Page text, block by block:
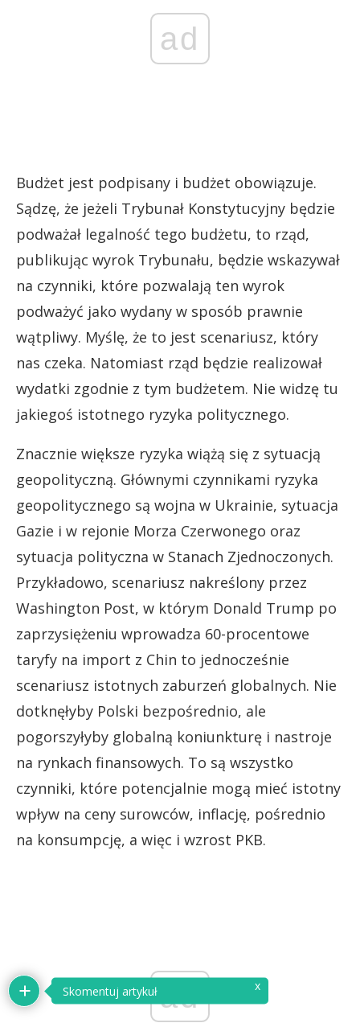
ad
Budżet jest podpisany i budżet obowiązuje.
Sądzę, że jeżeli Trybunał Konstytucyjny będzie
podważał legalność tego budżetu, to rząd,
publikując wyrok Trybunału, będzie wskazywał
na czynniki, które pozwalają ten wyrok
podważyć jako wydany w sposób prawnie
wątpliwy. Myślę, że to jest scenariusz, który
nas czeka. Natomiast rząd będzie realizował
wydatki zgodnie z tym budżetem. Nie widzę tu
jakiegoś istotnego ryzyka politycznego.
Znacznie większe ryzyka wiążą się z sytuacją
geopolityczną. Głównymi czynnikami ryzyka
geopolitycznego są wojna w Ukrainie, sytuacja
Gazie i w rejonie Morza Czerwonego oraz
sytuacja polityczna w Stanach Zjednoczonych.
Przykładowo, scenariusz nakreślony przez
Washington Post, w którym Donald Trump po
zaprzysiężeniu wprowadza 60-procentowe
taryfy na import z Chin to jednocześnie
scenariusz istotnych zaburzeń globalnych. Nie
dotknęłyby Polski bezpośrednio, ale
pogorszyłyby globalną koniunkturę i nastroje
na rynkach finansowych. To są wszystko
czynniki, które potencjalnie mogą mieć istotny
wpływ na ceny surowców, inflację, pośrednio
na konsumpcję, a więc i wzrost PKB.
ad